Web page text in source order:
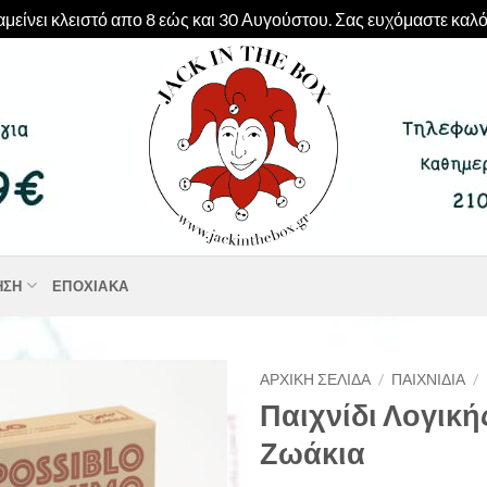
κλειστό απο 8 εώς και 30 Αυγούστου. Σας ευχόμαστε
ΕΠΟΧΙΑΚΆ
ΑΡΧΙΚΉ ΣΕΛΊΔΑ / ΠΑΙΧΝΊΔΙΑ /
Παιχνίδι
Ζωάκια